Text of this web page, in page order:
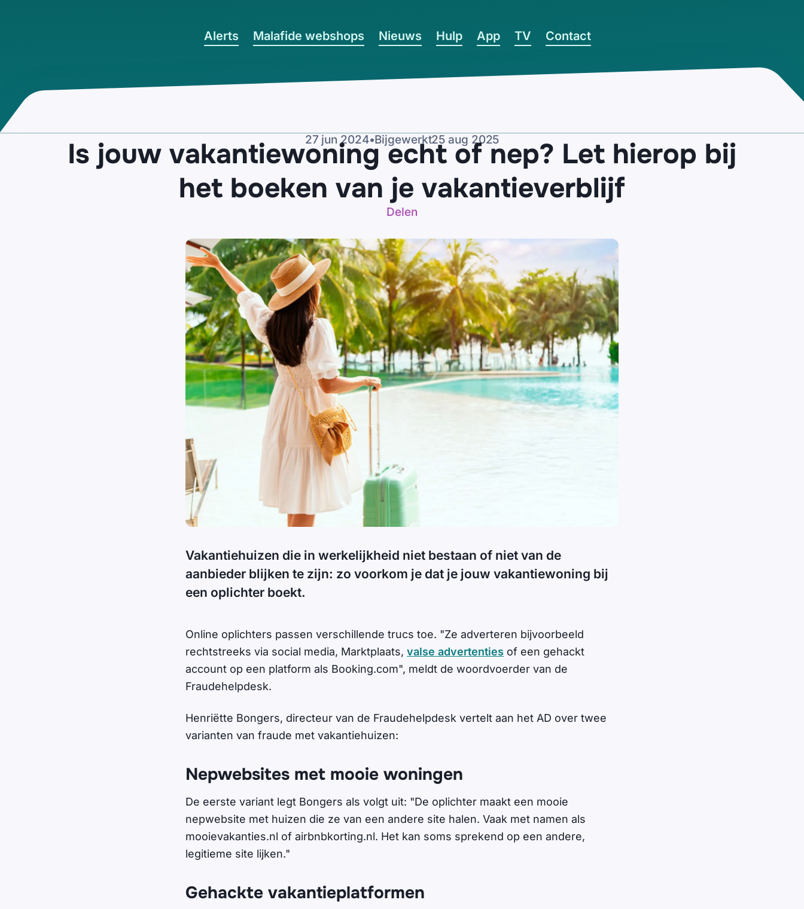
Alerts Malafide webshops Nieuws Hulp App TV Contact
27 jun 2024•Bijgewerkt25 aug 2025
Is jouw vakantiewoning echt of nep? Let hierop bij
het boeken van je vakantieverblijf
Delen
Vakantiehuizen die in werkelijkheid niet bestaan of niet van de
aanbieder blijken te zijn: zo voorkom je dat je jouw vakantiewoning bij
een oplichter boekt.
Online oplichters passen verschillende trucs toe. "Ze adverteren bijvoorbeeld
rechtstreeks via social media, Marktplaats, valse advertenties of een gehackt
account op een platform als Booking.com", meldt de woordvoerder van de
Fraudehelpdesk.
Henriëtte Bongers, directeur van de Fraudehelpdesk vertelt aan het AD over twee
varianten van fraude met vakantiehuizen:
Nepwebsites met mooie woningen
De eerste variant legt Bongers als volgt uit: "De oplichter maakt een mooie
nepwebsite met huizen die ze van een andere site halen. Vaak met namen als
mooievakanties.nl of airbnbkorting.nl. Het kan soms sprekend op een andere,
legitieme site lijken."
Gehackte vakantieplatformen